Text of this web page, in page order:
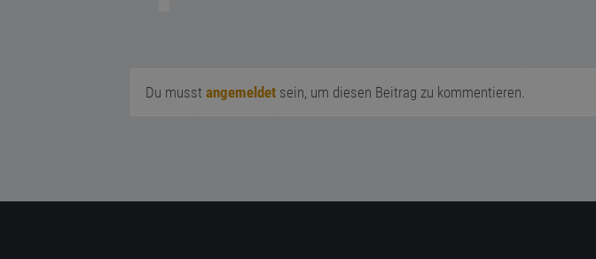
Du musst angemeldet sein, um diesen Beitrag zu kommentieren.